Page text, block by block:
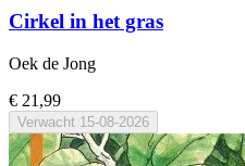
Cirkel in het gras
Oek de Jong
€ 21,99
Verwacht 15-08-2026